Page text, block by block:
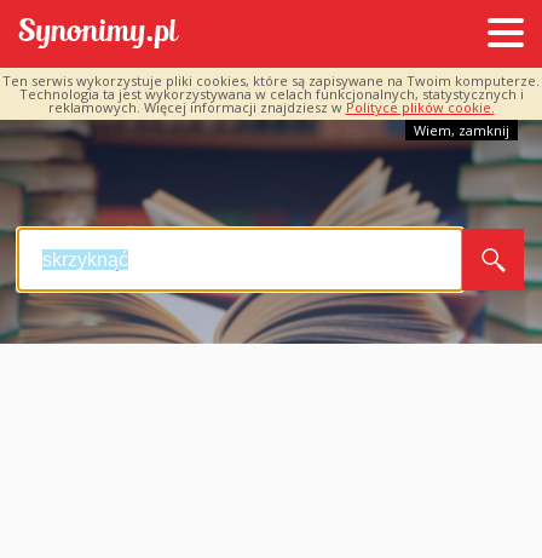
Ten serwis wykorzystuje pliki cookies, które są zapisywane na Twoim komputerze.
Technologia ta jest wykorzystywana w celach funkcjonalnych, statystycznych i
reklamowych. Więcej informacji znajdziesz w Polityce plików cookie.
Wiem, zamknij